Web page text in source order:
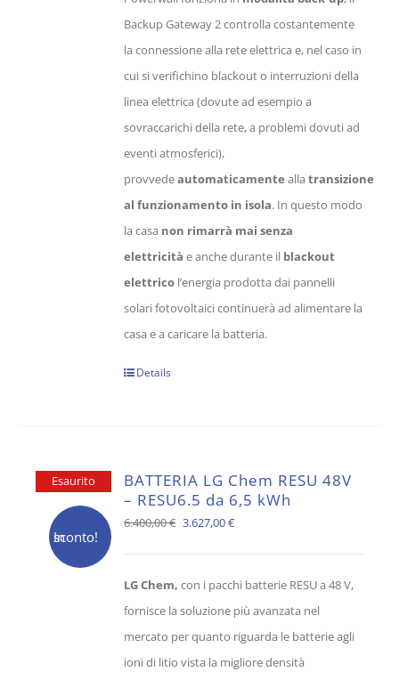
Backup Gateway 2 controlla costantemente
la connessione alla rete elettrica e, nel caso in
cui si verifichino blackout o interruzioni della
linea elettrica (dovute ad esempio a
sovraccarichi della rete, a problemi dovuti ad
eventi atmosferici),
provvedeautomaticamente allatransizione
al funzionamento in isola. In questo modo
la casa non rimarrà mai senza
elettricità e anche durante il blackout
elettrico l’energia prodotta dai pannelli
solari fotovoltaici continuerà ad alimentare la
casa e a caricare la batteria.
Details
Esaurito
In sconto!
BATTERIA LG Chem RESU 48V
– RESU6.5 da 6,5 kWh
6.400,00€ Il
3.627,00€Il
LG Chem, con i pacchi batterie RESU a 48 V,
fornisce la soluzione più avanzata nel
mercato per quanto riguarda le batterie agli
ioni di litio vista la migliore densità